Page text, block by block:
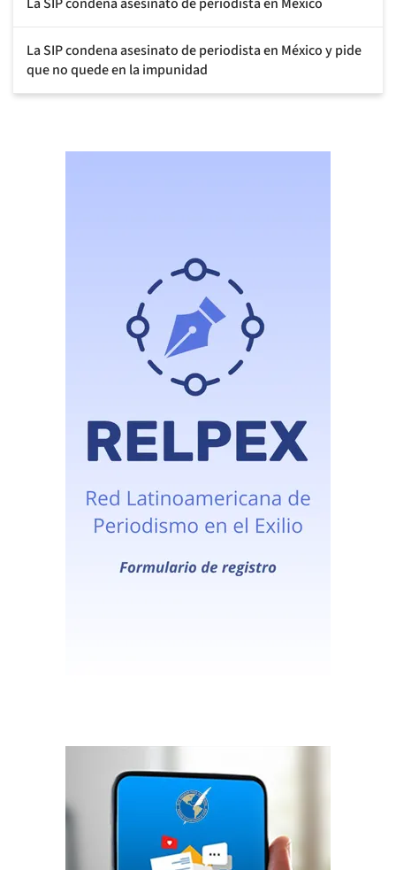
La SIP condena asesinato de periodista en México
La SIP condena asesinato de periodista en México y pide
que no quede en la impunidad